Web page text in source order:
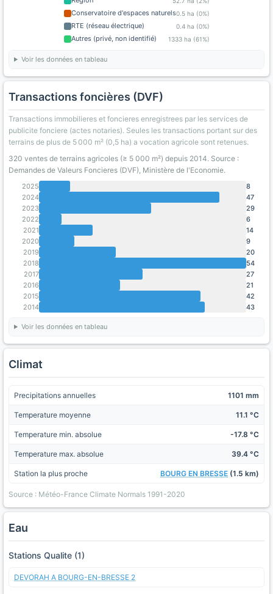
Conservatoire d'espaces naturels0.5 ha (0%)
RTE (réseau électrique) 0.4 ha (0%)
Autres (privé, non identifié) 1333 ha (61%)
Voir les données en tableau
Transactions foncières (DVF)
Transactions immobilieres et foncieres enregistrees par les services de
publicite fonciere (actes notaries). Seules les transactions portant sur des
terrains de plus de 5 000 m² (0,5 ha) a vocation agricole sont retenues.
320 ventes de terrains agricoles (≥ 5 000 m²) depuis 2014. Source :
Demandes de Valeurs Foncieres (DVF), Ministère de l'Economie.
2025
8
2024
47
2023
29
2022
6
2021
14
2020
9
2019
20
2018
54
2017
27
2016
21
2015
42
2014
43
Voir les données en tableau
Climat
Precipitations annuelles 1101 mm
Temperature moyenne 11.1 °C
Temperature min. absolue -17.8 °C
Temperature max. absolue 39.4 °C
Station la plus proche BOURG EN BRESSE (1.5 km)
Source : Météo-France Climate Normals 1991-2020
Eau
Stations Qualite (1)
DEVORAH A BOURG-EN-BRESSE 2